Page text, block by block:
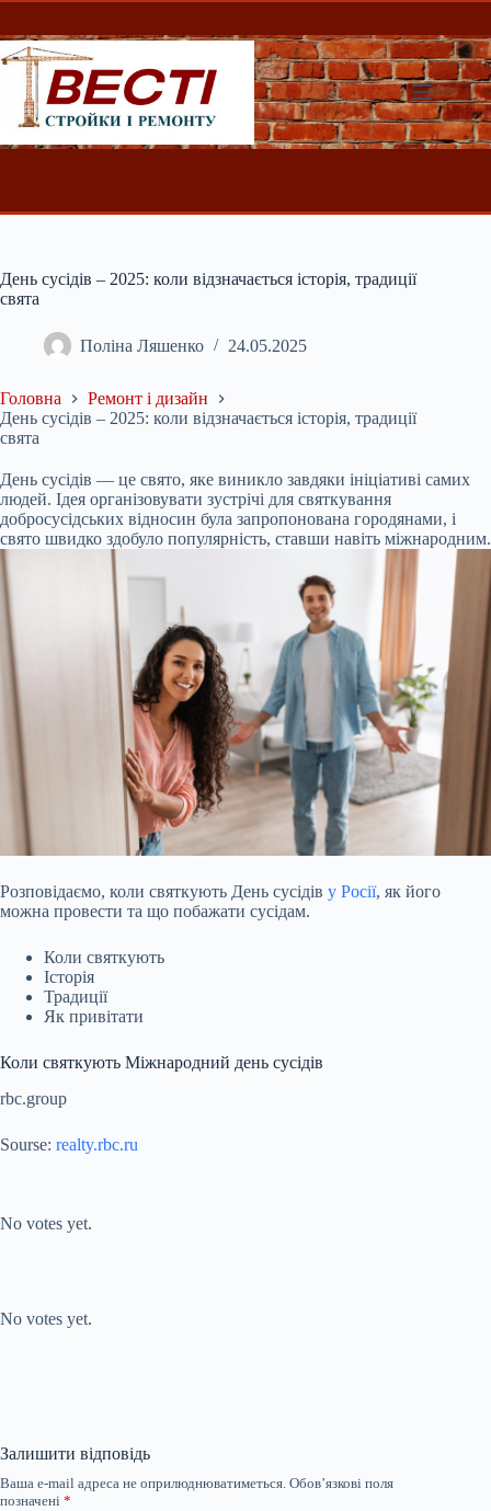
Перейти
вмісту
День сусідів – 2025: коли відзначається історія, традиції
свята
Поліна Ляшенко 24.05.2025
Головна
Ремонт і дизайн
День сусідів – 2025: коли відзначається історія, традиції
свята
День сусідів — це свято, яке виникло завдяки ініціативі самих
людей. Ідея організовувати зустрічі для святкування
добросусідських відносин була запропонована городянами, і
свято швидко здобуло популярність, ставши навіть міжнародним.
Розповідаємо, коли святкують День сусідів у Росії, як його
можна провести та що побажати сусідам.
Коли святкують
Історія
Традиції
Як привітати
Коли святкують Міжнародний день сусідів
rbc.group
Sourse: realty.rbc.ru
No votes yet.
No votes yet.
Залишити відповідь
Ваша e-mail адреса не оприлюднюватиметься. Обов’язкові поля
позначені *